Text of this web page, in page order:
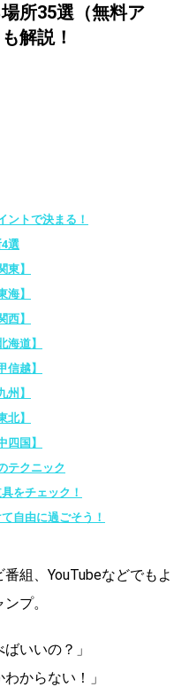
所35選（無料ア
解説！
ントで決まる！
選
】
】
】
道】
越】
】
】
国】
テクニック
をチェック！
自由に過ごそう！
組、YouTubeなどでもよ
プ。
いいの？」
からない！」